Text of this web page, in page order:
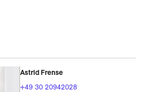
Astrid Frense
+49 30 20942028